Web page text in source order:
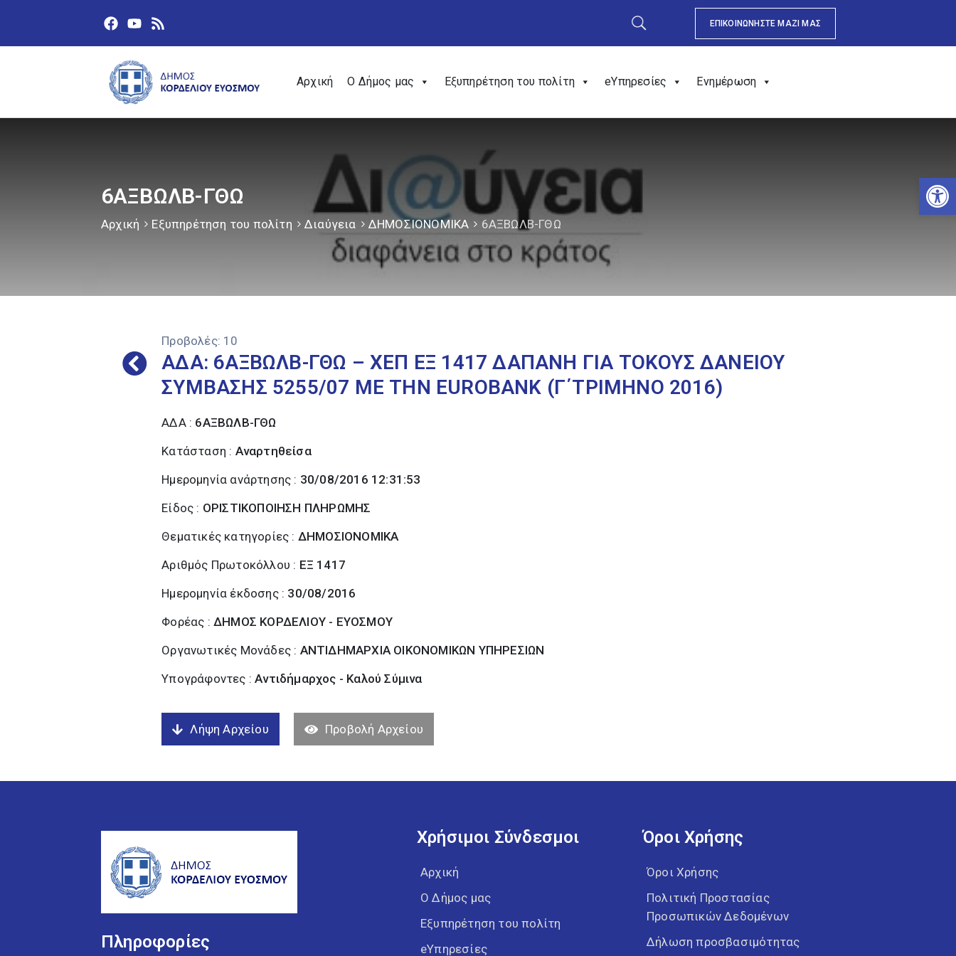
ΕΠΙΚΟΙΝΩΝΗΣΤΕ ΜΑΖΙ ΜΑΣ
Αρχική Ο Δήμος μας Εξυπηρέτηση του πολίτη eΥπηρεσίες Ενημέρωση
6ΑΞΒΩΛΒ-ΓΘΩ
Αρχική Εξυπηρέτηση του πολίτη Διαύγεια ΔΗΜΟΣΙΟΝΟΜΙΚΑ 6ΑΞΒΩΛΒ-ΓΘΩ
Προβολές: 10
ΑΔΑ: 6ΑΞΒΩΛΒ-ΓΘΩ – ΧΕΠ ΕΞ 1417 ΔΑΠΑΝΗ ΓΙA ΤΟΚΟΥΣ ΔΑΝΕΙΟΥ
ΣΥΜΒΑΣΗΣ 5255/07 ΜΕ ΤΗΝ EUROBANK (Γ΄ΤΡΙΜΗΝΟ 2016)
ΑΔΑ : 6ΑΞΒΩΛΒ-ΓΘΩ
Κατάσταση : Αναρτηθείσα
Ημερομηνία ανάρτησης : 30/08/2016 12:31:53
Είδος : ΟΡΙΣΤΙΚΟΠΟΙΗΣΗ ΠΛΗΡΩΜΗΣ
Θεματικές κατηγορίες : ΔΗΜΟΣΙΟΝΟΜΙΚΑ
Αριθμός Πρωτοκόλλου : ΕΞ 1417
Ημερομηνία έκδοσης : 30/08/2016
Φορέας :ΔΗΜΟΣ ΚΟΡΔΕΛΙΟΥ - ΕΥΟΣΜΟΥ
Οργανωτικές Μονάδες : ΑΝΤΙΔΗΜΑΡΧΙΑ ΟΙΚΟΝΟΜΙΚΩΝ ΥΠΗΡΕΣΙΩΝ
Υπογράφοντες :Αντιδήμαρχος - Καλού Σύµινα
Λήψη Αρχείου Προβολή Αρχείου
Πληροφορίες
Χρήσιμοι Σύνδεσμοι
Αρχική
Ο Δήμος μας
Εξυπηρέτηση του πολίτη
eΥπηρεσίες
Όροι Χρήσης
Όροι Χρήσης
Πολιτική Προστασίας
Προσωπικών Δεδομένων
Δήλωση προσβασιμότητας